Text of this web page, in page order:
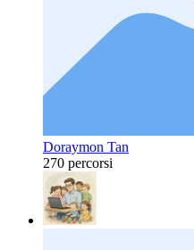
Doraymon Tan
270 percorsi